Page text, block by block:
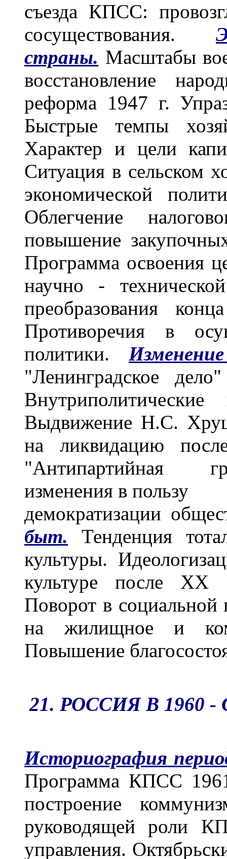
съезда КПСС:
сосуществования.
страны. Масштабы
восстановление
реформа 1947 г.
Быстрые темпы
Характер и цели
Ситуация в сельском
экономической
Облегчение
повышение
Программа освоения
научно -
преобразования
Противоречия в
политики.
"Ленинградское
Выдвижение Н.С.
на ликвидацию
"Антипартийная
изменения в пользу
демократизации
быт. Тенденция
культуры.
культуре после XX
Поворот в социальной
на жилищное и
Повышение
21. РОССИЯ В 1960
Историография
Программа КПСС
построение
руководящей роли
управления.